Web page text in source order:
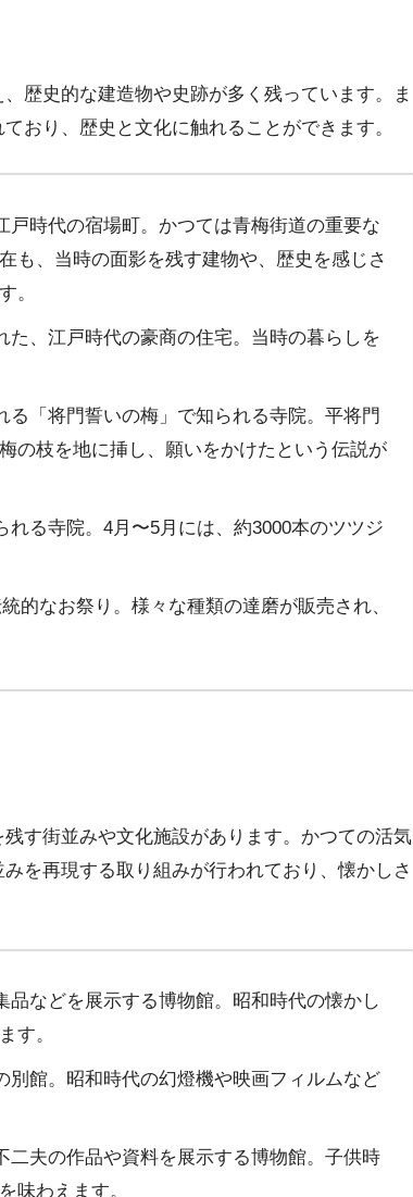
歴史的な建造物や史跡が多く残っています。ま
おり、歴史と文化に触れることができます。
戸時代の宿場町。かつては青梅街道の重要な
も、当時の面影を残す建物や、歴史を感じさ
。
た、江戸時代の豪商の住宅。当時の暮らしを
る「将門誓いの梅」で知られる寺院。平将門
の枝を地に挿し、願いをかけたという伝説が
れる寺院。4月〜5月には、約3000本のツツジ
的なお祭り。様々な種類の達磨が販売され、
す街並みや文化施設があります。かつての活気
を再現する取り組みが行われており、懐かしさ
品などを展示する博物館。昭和時代の懐かし
す。
別館。昭和時代の幻燈機や映画フィルムなど
二夫の作品や資料を展示する博物館。子供時
味わえます。